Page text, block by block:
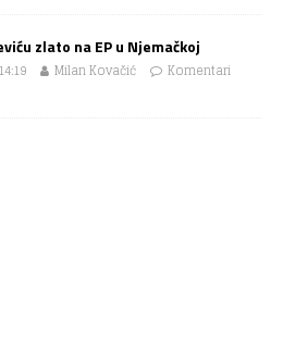
zlato na EP u Njemačkoj
Milan Kovačić
Komentari